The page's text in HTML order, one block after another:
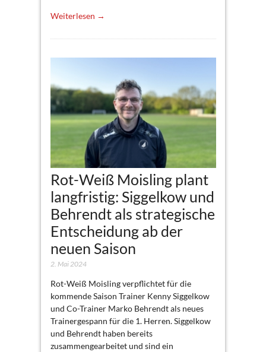
Weiterlesen →
Rot-Weiß Moisling plant
langfristig: Siggelkow und
Behrendt als strategische
Entscheidung ab der
neuen Saison
2. Mai 2024
Rot-Weiß Moisling verpflichtet für die
kommende Saison Trainer Kenny Siggelkow
und Co-Trainer Marko Behrendt als neues
Trainergespann für die 1. Herren. Siggelkow
und Behrendt haben bereits
zusammengearbeitet und sind ein